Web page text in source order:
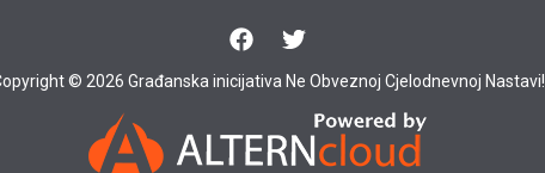
© 2026 Građanska inicijativa Ne Obveznoj Cjelodnevnoj Nastavi!